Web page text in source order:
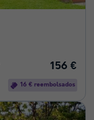
156 €
16 € reembolsados